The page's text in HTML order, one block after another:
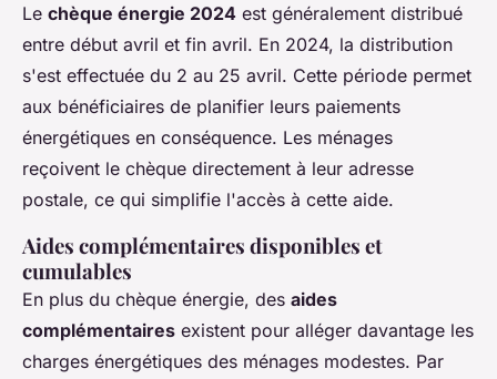
Le chèque énergie 2024 est généralement distribué
entre début avril et fin avril. En 2024, la distribution
s'est effectuée du 2 au 25 avril. Cette période permet
aux bénéficiaires de planifier leurs paiements
énergétiques en conséquence. Les ménages
reçoivent le chèque directement à leur adresse
postale, ce qui simplifie l'accès à cette aide.
Aides complémentaires disponibles et
cumulables
En plus du chèque énergie, des aides
complémentaires existent pour alléger davantage les
charges énergétiques des ménages modestes. Par